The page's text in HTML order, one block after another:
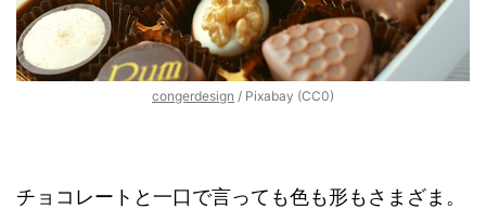
congerdesign / Pixabay (CC0)
チョコレートと一口で言っても色も形もさまざま。